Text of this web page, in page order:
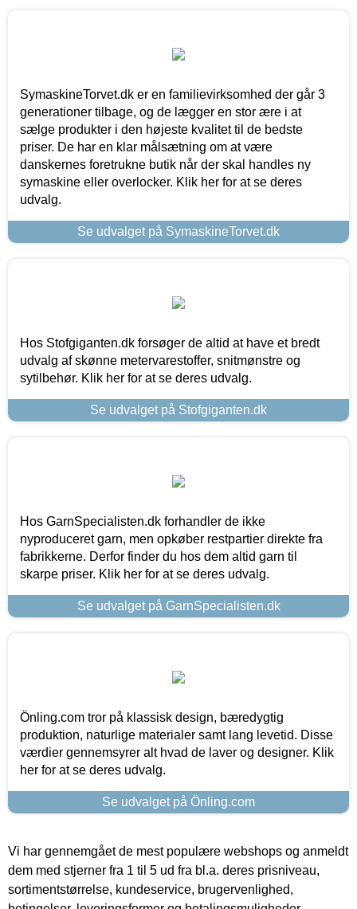
SymaskineTorvet.dk er en familievirksomhed der går 3
generationer tilbage, og de lægger en stor ære i at
sælge produkter i den højeste kvalitet til de bedste
priser. De har en klar målsætning om at være
danskernes foretrukne butik når der skal handles ny
symaskine eller overlocker. Klik her for at se deres
udvalg.
Se udvalget på SymaskineTorvet.dk
Hos Stofgiganten.dk forsøger de altid at have et bredt
udvalg af skønne metervarestoffer, snitmønstre og
sytilbehør. Klik her for at se deres udvalg.
Se udvalget på Stofgiganten.dk
Hos GarnSpecialisten.dk forhandler de ikke
nyproduceret garn, men opkøber restpartier direkte fra
fabrikkerne. Derfor finder du hos dem altid garn til
skarpe priser. Klik her for at se deres udvalg.
Se udvalget på GarnSpecialisten.dk
Önling.com tror på klassisk design, bæredygtig
produktion, naturlige materialer samt lang levetid. Disse
værdier gennemsyrer alt hvad de laver og designer. Klik
her for at se deres udvalg.
Se udvalget på Önling.com
Vi har gennemgået de mest populære webshops og anmeldt
dem med stjerner fra 1 til 5 ud fra bl.a. deres prisniveau,
sortimentstørrelse, kundeservice, brugervenlighed,